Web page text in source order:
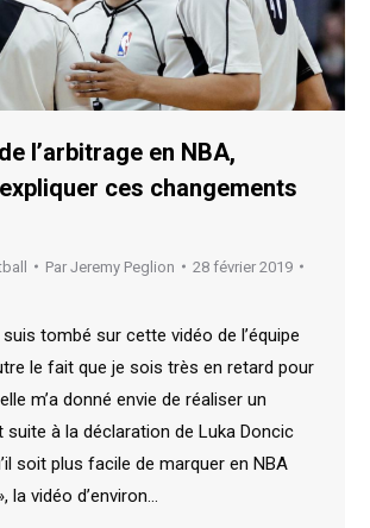
l’arbitrage en NBA,
ces changements
Par Jeremy Peglion
28 février 2019
suis tombé sur cette vidéo de l’équipe
le fait que je sois très en retard pour
m’a donné envie de réaliser un
suite à la déclaration de Luka Doncic
soit plus facile de marquer en NBA
la vidéo d’environ…